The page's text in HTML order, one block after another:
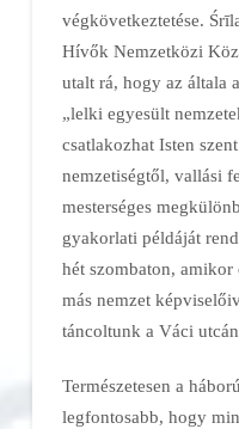
végkövetkeztetése.
Hívők Nemzetközi
utalt rá, hogy az általa
„lelki egyesült
csatlakozhat Isten
nemzetiségtől, vallási
mesterséges
gyakorlati példáját
hét szombaton,
más nemzet
táncoltunk a Váci
Természetesen a
legfontosabb, hogy